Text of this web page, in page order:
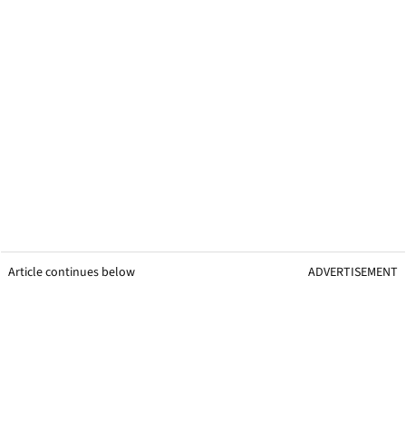
Article continues below ADVERTISEMENT